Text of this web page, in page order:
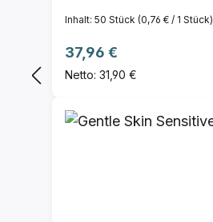
Inhalt: 50 Stück (0,76 € / 1 Stück)
Regulärer Preis:
37,96 €
Netto: 31,90 €